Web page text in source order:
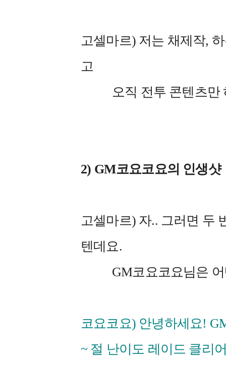
고셀마르) 저는 채제작,
고
오직 전투 콘텐츠만
2) GM코요코요의 인생샷
고셀마르) 자.. 그러면 두
텐데요.
GM코요코요님은 어
코요코요) 안녕하세요!
~ 절 난이도 레이드 클리